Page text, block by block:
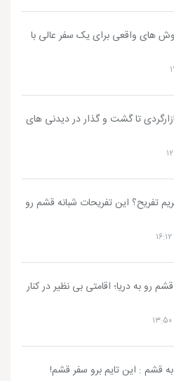
های واقعی برای یک سفر عالی با
تا گشت و گذار در دیدنی های
تفریح؟ این تفریحات شبانه قشم رو
رو به دریا؛ اقامتی بی نظیر در کنار
قشم : این تایم برو سفر قشم!